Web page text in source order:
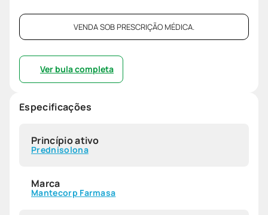
VENDA SOB PRESCRIÇÃO MÉDICA.
Ver bula completa
Especificações
Princípio ativo
Prednisolona
Marca
Mantecorp Farmasa